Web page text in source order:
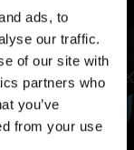
ads, to
our traffic.
of our site with
partners who
you’ve
from your use